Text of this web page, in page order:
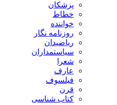
پزشکان
خطاط
خواننده
روزنامه نگار
ریاضیدان
سیاستمداران
شعرا
عارف
فیلسوف
قرن
کتاب شناسی